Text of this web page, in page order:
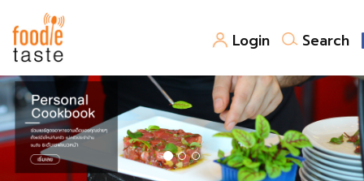
Login Search
สูตรอาหาร
สูตรอาหารล่าสุด
Top Foodie
พาไปชิม